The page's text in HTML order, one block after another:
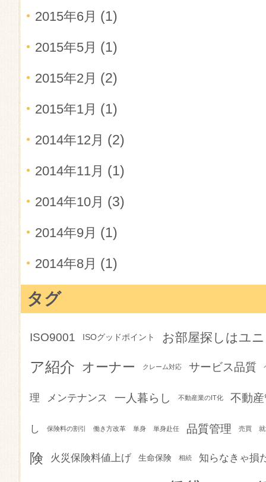
2015年6月 (1)
2015年5月 (1)
2015年2月 (2)
2015年1月 (1)
2014年12月 (2)
2014年11月 (1)
2014年10月 (3)
2014年9月 (1)
2014年8月 (1)
タグ
ISO9001 ISOグッドポイント お部屋探しはユ
ア紹介 オーナー クレーム対応 サービス品質
理 メンテナンス 一人暮らし 不動産業のIT化 不動
し 保険料の割引 働き方改革 単身 単身赴任 品質管理 売買
険 火災保険料値上げ 生命保険 相続 知らなきゃ損